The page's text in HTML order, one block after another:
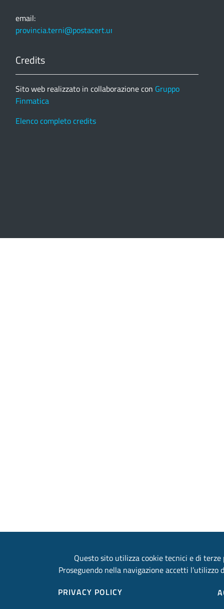
email:
provincia.terni@postacert.umbria.it
Credits
Sito web realizzato in collaborazione con Gruppo
Finmatica
Elenco completo credits
Questo sito utilizza cookie tecnici e di terze
Proseguendo nella navigazione accetti l’utilizzo
PRIVACY POLICY